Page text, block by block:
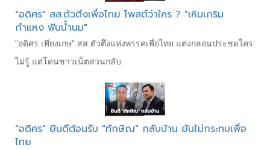
"อดิศร" สส.ตัวตึงเพื่อไทย โพสต์ว่าใคร ? "เหิมเกริม
กำแหง ฟันน้ำนม"
"อดิศร เพียงเกษ" สส.ตัวตึงแห่งพรรคเพื่อไทย แต่งกลอนประชดใคร
ไม่รู้ แต่โดนชาวเน็ตสวนกลับ
"อดิศร" ยินดีต้อนรับ "ทักษิณ" กลับบ้าน ยันไม่กระทบเพื่อ
ไทย